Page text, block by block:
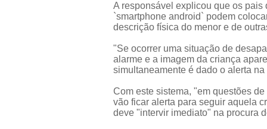
A responsável explicou que os
`smartphone android` podem
descrição física do menor e de
"Se ocorrer uma situação de
alarme e a imagem da criança
simultaneamente é dado o alerta
Com este sistema, "em questões
vão ficar alerta para seguir aquela
deve "intervir imediato" na procura